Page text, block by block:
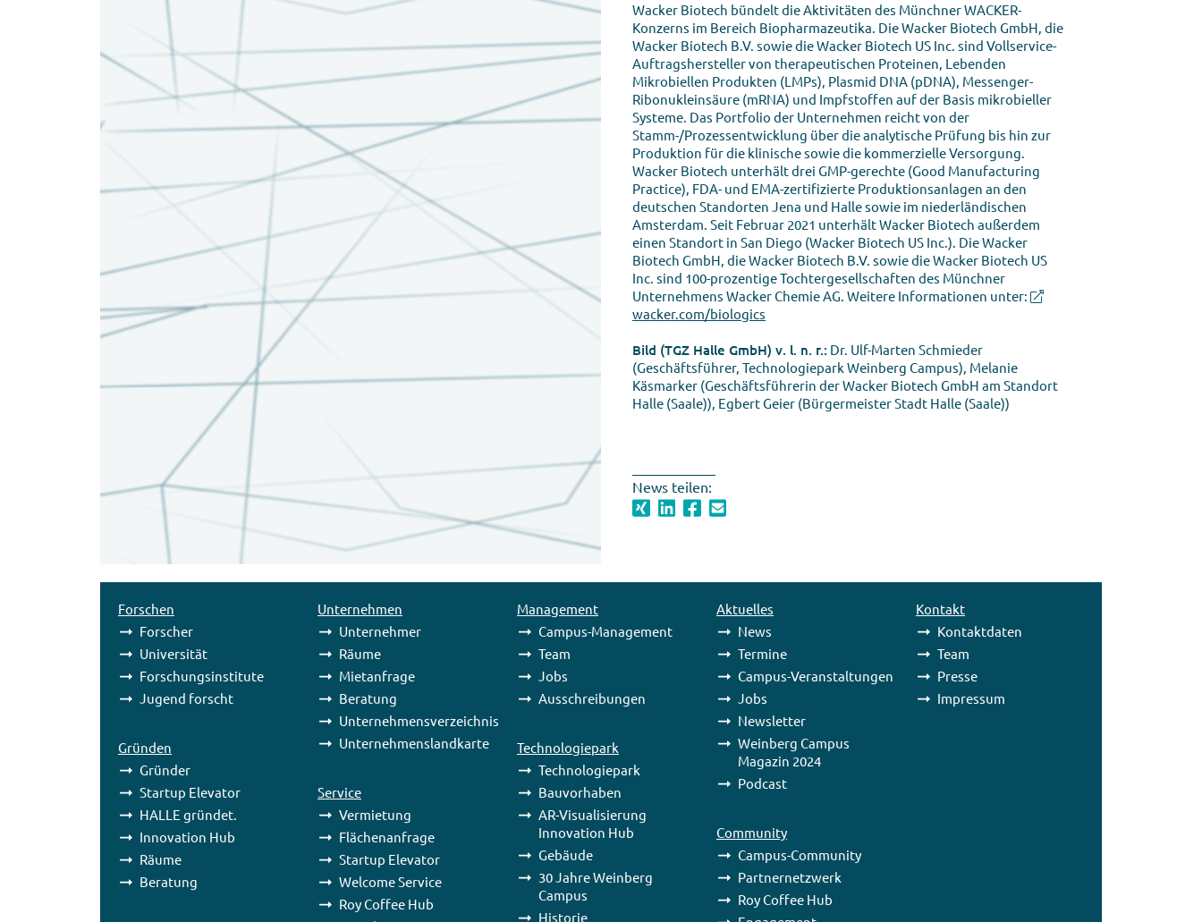
Wacker Biotech bündelt die Aktivitäten des Münchner WACKER-
Konzerns im Bereich Biopharmazeutika. Die Wacker Biotech GmbH, die
Wacker Biotech B.V. sowie die Wacker Biotech US Inc. sind Vollservice-
Auftragshersteller von therapeutischen Proteinen, Lebenden
Mikrobiellen Produkten (LMPs), Plasmid DNA (pDNA), Messenger-
Ribonukleinsäure (mRNA) und Impfstoffen auf der Basis mikrobieller
Systeme. Das Portfolio der Unternehmen reicht von der
Stamm-/Prozessentwicklung über die analytische Prüfung bis hin zur
Produktion für die klinische sowie die kommerzielle Versorgung.
Wacker Biotech unterhält drei GMP-gerechte (Good Manufacturing
Practice), FDA- und EMA-zertifizierte Produktionsanlagen an den
deutschen Standorten Jena und Halle sowie im niederländischen
Amsterdam. Seit Februar 2021 unterhält Wacker Biotech außerdem
einen Standort in San Diego (Wacker Biotech US Inc.). Die Wacker
Biotech GmbH, die Wacker Biotech B.V. sowie die Wacker Biotech US
Inc. sind 100-prozentige Tochtergesellschaften des Münchner
Unternehmens Wacker Chemie AG. Weitere Informationen unter:
wacker.com/biologics
Bild (TGZ Halle GmbH) v. l. n. r.: Dr. Ulf-Marten Schmieder
(Geschäftsführer, Technologiepark Weinberg Campus), Melanie
Käsmarker (Geschäftsführerin der Wacker Biotech GmbH am Standort
Halle (Saale)), Egbert Geier (Bürgermeister Stadt Halle (Saale))
News teilen:
Forschen
Forscher
Universität
Forschungsinstitute
Jugend forscht
Gründen
Gründer
Startup Elevator
HALLE gründet.
Innovation Hub
Räume
Beratung
Unternehmen
Unternehmer
Räume
Mietanfrage
Beratung
Unternehmensverzeichnis
Unternehmenslandkarte
Service
Vermietung
Flächenanfrage
Startup Elevator
Welcome Service
Roy Coffee Hub
Management
Campus-Management
Team
Jobs
Ausschreibungen
Technologiepark
Technologiepark
Bauvorhaben
AR-Visualisierung
Innovation Hub
Gebäude
30 Jahre Weinberg
Campus
Historie
Aktuelles
News
Termine
Campus-Veranstaltungen
Jobs
Newsletter
Weinberg Campus
Magazin 2024
Podcast
Community
Campus-Community
Partnernetzwerk
Roy Coffee Hub
Kontakt
Kontaktdaten
Team
Presse
Impressum